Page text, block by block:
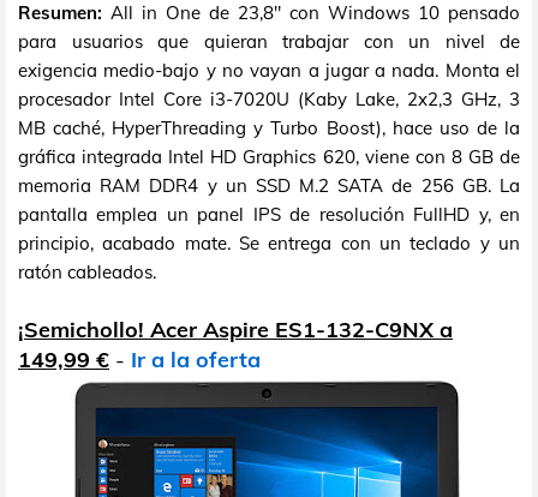
Resumen: All in One de 23,8" con Windows 10 pensado
para usuarios que quieran trabajar con un nivel de
exigencia medio-bajo y no vayan a jugar a nada. Monta el
procesador Intel Core i3-7020U (Kaby Lake, 2x2,3 GHz, 3
MB caché, HyperThreading y Turbo Boost), hace uso de la
gráfica integrada Intel HD Graphics 620, viene con 8 GB de
memoria RAM DDR4 y un SSD M.2 SATA de 256 GB. La
pantalla emplea un panel IPS de resolución FullHD y, en
principio, acabado mate. Se entrega con un teclado y un
ratón cableados.
¡Semichollo! Acer Aspire ES1-132-C9NX a
149,99 € - Ir a la oferta